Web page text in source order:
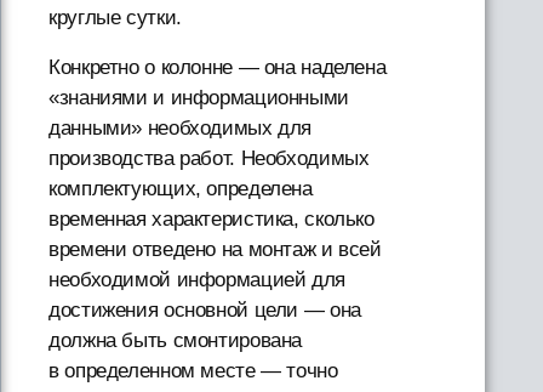
круглые сутки.
Конкретно о колонне — она наделена
«знаниями и информационными
данными» необходимых для
производства работ. Необходимых
комплектующих, определена
временная характеристика, сколько
времени отведено на монтаж и всей
необходимой информацией для
достижения основной цели — она
должна быть смонтирована
в определенном месте — точно